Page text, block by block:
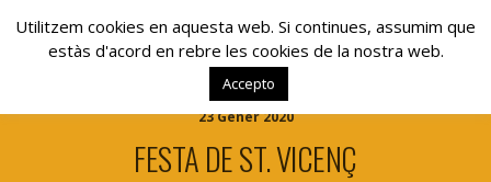
www.lacolla.cat
23 Gener 2020
FESTA DE ST. VICENÇ
Utilitzem cookies en aquesta web. Si continues, assumim que
estàs d'acord en rebre les cookies de la nostra web.
Accepto